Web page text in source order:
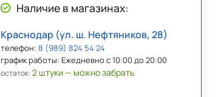
Наличие в магазинах:
Краснодар (ул. ш. Нефтяников, 28)
телефон: 8 (989) 824 54 24
график работы: Ежедневно с 10:00 до 20:00
остаток:2 штуки — можно забрать